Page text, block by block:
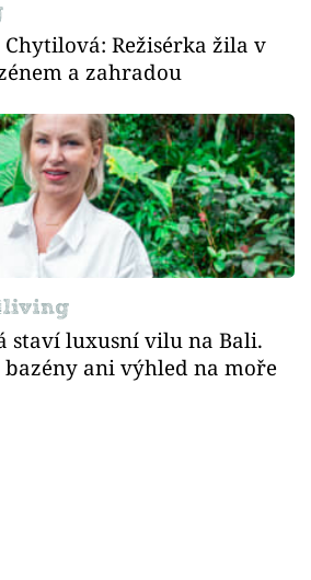
Režisérka žila v
a zahradou
staví luxusní vilu na Bali.
ani výhled na moře